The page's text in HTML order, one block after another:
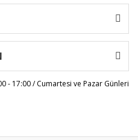
- 17:00 / Cumartesi ve Pazar Günleri